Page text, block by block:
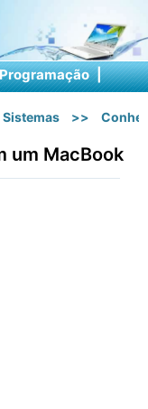
Programação |
Sistemas >>
um MacBook